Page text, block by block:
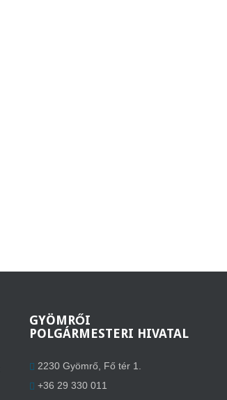
GYÖMRŐI
POLGÁRMESTERI HIVATAL
2230 Gyömrő, Fő tér 1.
+36 29 330 011